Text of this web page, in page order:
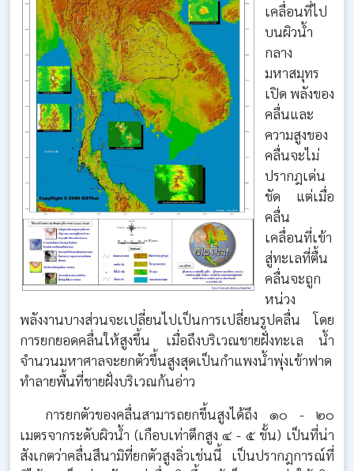
เคลื่อนที่ไป
บนผิวน้ำ
กลาง
มหาสมุทร
เปิด พลังของ
คลื่นและ
ความสูงของ
คลื่นจะไม่
ปรากฎเด่น
ชัด แต่เมื่อ
คลื่น
เคลื่อนที่เข้า
สู่ทะเลที่ตื้น
คลื่นจะถูก
หน่วง
พลังงานบางส่วนจะเปลี่ยนไปเป็นการเปลี่ยนรูปคลื่น โดย
การยกยอดคลื่นให้สูงขึ้น เมื่อถึงบริเวณชายฝั่งทะเล น้ำ
จำนวนมหาศาลจะยกตัวขึ้นสูงสุดเป็นกำแพงน้ำพุ่งเข้าฟาด
ทำลายพื้นที่ชายฝั่งบริเวณก้นอ่าว
การยกตัวของคลื่นสามารถยกขึ้นสูงได้ถึง ๑๐ - ๒๐
เมตรจากระดับผิวน้ำ (เกือบเท่าตึกสูง ๔ - ๕ ชั้น) เป็นที่น่า
สังเกตว่าคลื่นสึนามิที่ยกตัวสูงลิ่วเช่นนี้ เป็นปรากฎการณ์ที่